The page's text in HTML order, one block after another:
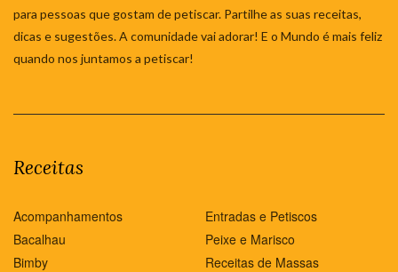
para pessoas que gostam de petiscar. Partilhe as suas receitas,
dicas e sugestões. A comunidade vai adorar! E o Mundo é mais feliz
quando nos juntamos a petiscar!
Receitas
Acompanhamentos
Bacalhau
Bimby
Entradas e Petiscos
Peixe e Marisco
Receitas de Massas